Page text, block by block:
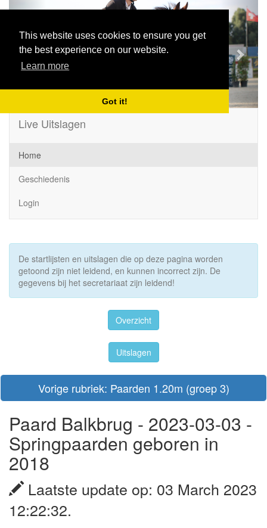
This website uses cookies to ensure you get
the best experience on our website.
Learn more
Got it!
Previous Next
Live Uitslagen
Home
Geschiedenis
Login
De startlijsten en uitslagen die op deze pagina worden
getoond zijn niet leidend, en kunnen incorrect zijn. De
gegevens bij het secretariaat zijn leidend!
Overzicht
Uitslagen
Vorige rubriek: Paarden 1.20m (groep 3)
Paard Balkbrug - 2023-03-03 -
Springpaarden geboren in
2018
Laatste update op: 03 March 2023
12:22:32.